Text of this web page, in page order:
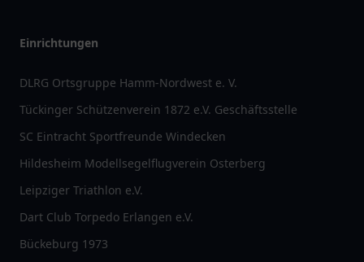
Einrichtungen
DLRG Ortsgruppe Hamm-Nordwest e. V.
Tückinger Schützenverein 1872 e.V. Geschäftsstelle
SC Eintracht Sportfreunde Windecken
Hildesheim Modellsegelflugverein Osterberg
Leipziger Triathlon e.V.
Dart Club Torpedo Erlangen e.V.
Bückeburg 1973